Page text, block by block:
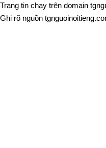
Trang tin chạy trên domain
Ghi rõ nguồn